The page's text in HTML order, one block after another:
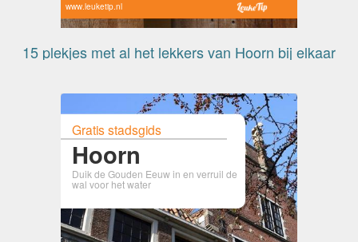
www.leuketip.nl
15 plekjes met al het lekkers van Hoorn bij elkaar
Gratis stadsgids
Hoorn
Duik de Gouden Eeuw in en verruil de
wal voor het water